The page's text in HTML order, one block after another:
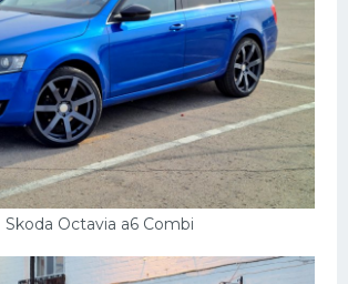
Skoda Octavia a6 Combi